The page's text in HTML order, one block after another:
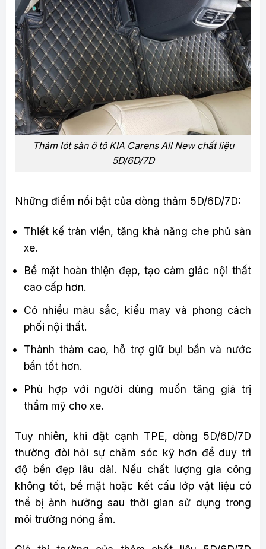
Thảm lót sàn ô tô KIA Carens All New chất liệu
5D/6D/7D
Những điểm nổi bật của dòng thảm 5D/6D/7D:
Thiết kế tràn viền, tăng khả năng che phủ sàn
xe.
Bề mặt hoàn thiện đẹp, tạo cảm giác nội thất
cao cấp hơn.
Có nhiều màu sắc, kiểu may và phong cách
phối nội thất.
Thành thảm cao, hỗ trợ giữ bụi bẩn và nước
bẩn tốt hơn.
Phù hợp với người dùng muốn tăng giá trị
thẩm mỹ cho xe.
Tuy nhiên, khi đặt cạnh TPE, dòng 5D/6D/7D
thường đòi hỏi sự chăm sóc kỹ hơn để duy trì
độ bền đẹp lâu dài. Nếu chất lượng gia công
không tốt, bề mặt hoặc kết cấu lớp vật liệu có
thể bị ảnh hưởng sau thời gian sử dụng trong
môi trường nóng ẩm.